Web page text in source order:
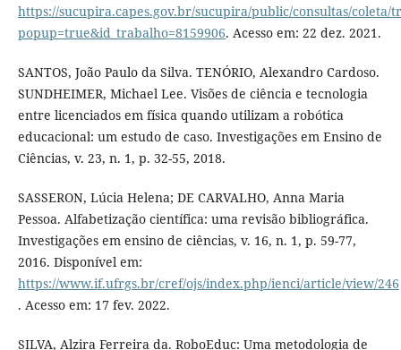
https://sucupira.capes.gov.br/sucupira/public/consultas/coleta/
popup=true&id_trabalho=8159906. Acesso em: 22 dez. 2021.
SANTOS, João Paulo da Silva. TENÓRIO, Alexandro Cardoso.
SUNDHEIMER, Michael Lee. Visões de ciência e tecnologia
entre licenciados em física quando utilizam a robótica
educacional: um estudo de caso. Investigações em Ensino de
Ciências, v. 23, n. 1, p. 32-55, 2018.
SASSERON, Lúcia Helena; DE CARVALHO, Anna Maria
Pessoa. Alfabetização científica: uma revisão bibliográfica.
Investigações em ensino de ciências, v. 16, n. 1, p. 59-77,
2016. Disponível em:
https://www.if.ufrgs.br/cref/ojs/index.php/ienci/article/view/246
. Acesso em: 17 fev. 2022.
SILVA, Alzira Ferreira da. RoboEduc: Uma metodologia de